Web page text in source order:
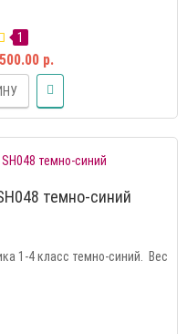
1
р.
темно-синий
1-4 класс темно-синий. Вес